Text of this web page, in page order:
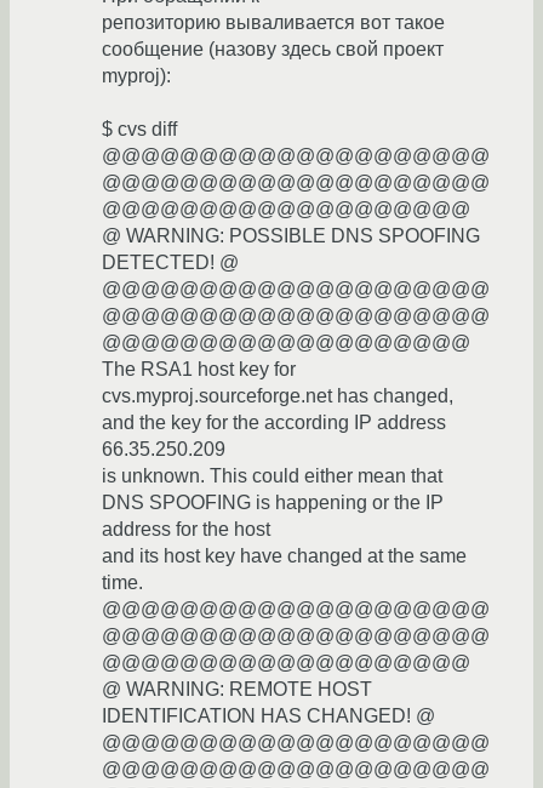
репозиторию вываливается вот такое
сообщение (назову здесь свой проект
myproj):
$ cvs diff
@@@@@@@@@@@@@@@@@@@@
@@@@@@@@@@@@@@@@@@@@
@@@@@@@@@@@@@@@@@@@
@ WARNING: POSSIBLE DNS SPOOFING
DETECTED! @
@@@@@@@@@@@@@@@@@@@@
@@@@@@@@@@@@@@@@@@@@
@@@@@@@@@@@@@@@@@@@
The RSA1 host key for
cvs.myproj.sourceforge.net has changed,
and the key for the according IP address
66.35.250.209
is unknown. This could either mean that
DNS SPOOFING is happening or the IP
address for the host
and its host key have changed at the same
time.
@@@@@@@@@@@@@@@@@@@@
@@@@@@@@@@@@@@@@@@@@
@@@@@@@@@@@@@@@@@@@
@ WARNING: REMOTE HOST
IDENTIFICATION HAS CHANGED! @
@@@@@@@@@@@@@@@@@@@@
@@@@@@@@@@@@@@@@@@@@